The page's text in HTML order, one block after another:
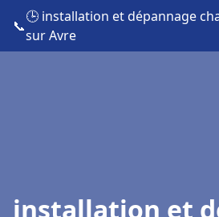
📞
🕒 installation et dépannage
sur Avre
installation et